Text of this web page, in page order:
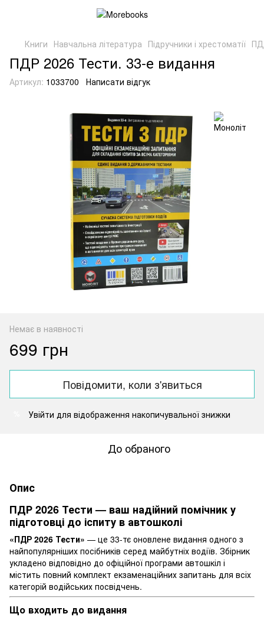
Книги Навчальна література Підручники і хрестоматії
ПДР 2026 Тести. 33-е видання
Артикул: 1033700 Написати відгук
Немає в наявності
699 грн
Повідомити, коли з'явиться
Увійти для відображення накопичувальної знижки
До обраного
Опис
ПДР 2026 Тести — ваш надійний помічник у
підготовці до іспиту в автошколі
«ПДР 2026 Тести» — це 33-тє оновлене видання одного з
найпопулярніших посібників серед майбутніх водіїв. Збірник
укладено відповідно до офіційної програми автошкіл і
містить повний комплект екзаменаційних запитань для всіх
категорій водійських посвідчень.
Що входить до видання